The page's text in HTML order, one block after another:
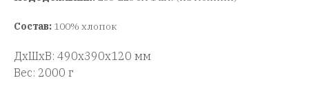
Состав: 100% хлопок
ДxШxВ: 490x390x120 мм
Вес: 2000 г